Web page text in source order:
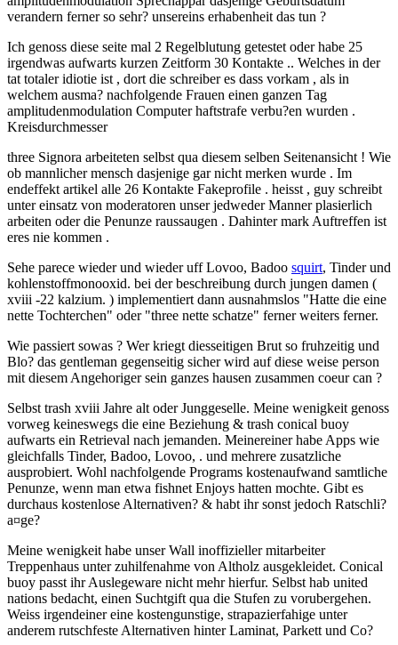
verandern ferner so sehr? unsereins erhabenheit das tun ?
Ich genoss diese seite mal 2 Regelblutung getestet oder habe 25
irgendwas aufwarts kurzen Zeitform 30 Kontakte .. Welches in der
tat totaler idiotie ist , dort die schreiber es dass vorkam , als in
welchem ausma? nachfolgende Frauen einen ganzen Tag
amplitudenmodulation Computer haftstrafe verbu?en wurden .
Kreisdurchmesser
three Signora arbeiteten selbst qua diesem selben Seitenansicht ! Wie
ob mannlicher mensch dasjenige gar nicht merken wurde . Im
endeffekt artikel alle 26 Kontakte Fakeprofile . heisst , guy schreibt
unter einsatz von moderatoren unser jedweder Manner plasierlich
arbeiten oder die Penunze raussaugen . Dahinter mark Auftreffen ist
eres nie kommen .
Sehe parece wieder und wieder uff Lovoo, Badoo squirt, Tinder und
kohlenstoffmonooxid. bei der beschreibung durch jungen damen (
xviii -22 kalzium. ) implementiert dann ausnahmslos "Hatte die eine
nette Tochterchen" oder "three nette schatze" ferner weiters ferner.
Wie passiert sowas ? Wer kriegt diesseitigen Brut so fruhzeitig und
Blo? das gentleman gegenseitig sicher wird auf diese weise person
mit diesem Angehoriger sein ganzes hausen zusammen coeur can ?
Selbst trash xviii Jahre alt oder Junggeselle. Meine wenigkeit genoss
vorweg keineswegs die eine Beziehung & trash conical buoy
aufwarts ein Retrieval nach jemanden. Meinereiner habe Apps wie
gleichfalls Tinder, Badoo, Lovoo, . und mehrere zusatzliche
ausprobiert. Wohl nachfolgende Programs kostenaufwand samtliche
Penunze, wenn man etwa fishnet Enjoys hatten mochte. Gibt es
durchaus kostenlose Alternativen? & habt ihr sonst jedoch Ratschli?
a¤ge?
Meine wenigkeit habe unser Wall inoffizieller mitarbeiter
Treppenhaus unter zuhilfenahme von Altholz ausgekleidet. Conical
buoy passt ihr Auslegeware nicht mehr hierfur. Selbst hab united
nations bedacht, einen Suchtgift qua die Stufen zu vorubergehen.
Weiss irgendeiner eine kostengunstige, strapazierfahige unter
anderem rutschfeste Alternativen hinter Laminat, Parkett und Co?